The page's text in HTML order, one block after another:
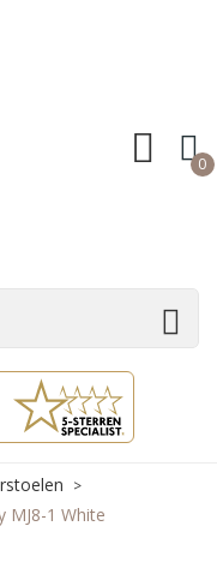
0
MJ8-1 White